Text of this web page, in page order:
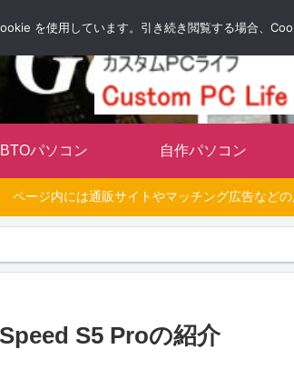
自分だけのオリジナルパソコンを持
BTOパソコン 自作パソコン
ページ内には通販サイトやマッチング広告などの
S5 Proの紹介
を使用しています。引き続き閲覧する場合、